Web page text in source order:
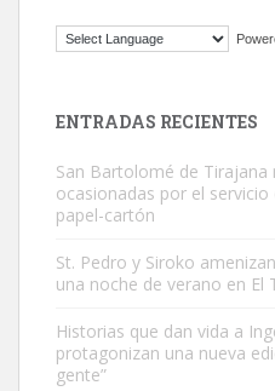
El ayuntamiento se va a llevar a
Este gato macho ha aparecido
es muy manso y
Leales.org » Gran Canaria
ENTRADAS RECIENTES
San Bartolomé de Tirajana
ocasionadas por el
papel-cartón
St. Pedro y Siroko
una noche de verano en El
Historias que dan vida a
protagonizan una nueva
gente”